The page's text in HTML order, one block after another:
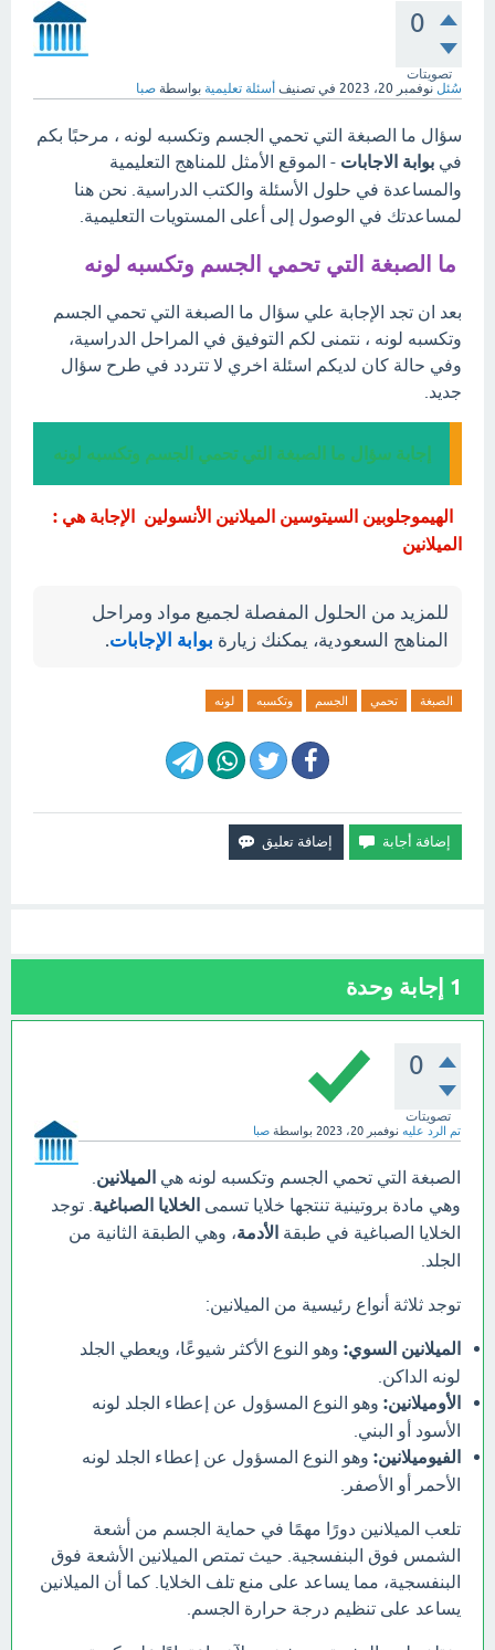
0
تصويتات
سُئل نوفمبر 20، 2023 في تصنيف أسئلة تعليمية بواسطة صبا
سؤال ما الصبغة التي تحمي الجسم وتكسبه لونه ، مرحبًا بكم
في بوابة الاجابات - الموقع الأمثل للمناهج التعليمية
والمساعدة في حلول الأسئلة والكتب الدراسية. نحن هنا
لمساعدتك في الوصول إلى أعلى المستويات التعليمية.
ما الصبغة التي تحمي الجسم وتكسبه لونه
بعد ان تجد الإجابة علي سؤال ما الصبغة التي تحمي الجسم
وتكسبه لونه ، نتمنى لكم التوفيق في المراحل الدراسية،
وفي حالة كان لديكم اسئلة اخري لا تتردد في طرح سؤال
جديد.
إجابة سؤال ما الصبغة التي تحمي الجسم وتكسبه لونه
الهيموجلوبين السيتوسين الميلانين الأنسولين الإجابة هي :
الميلانين
للمزيد من الحلول المفصلة لجميع مواد ومراحل
المناهج السعودية، يمكنك زيارة بوابة الإجابات.
الصبغة تحمي الجسم وتكسبه لونه
1 إجابة وحدة
0
تصويتات
تم الرد عليه نوفمبر 20، 2023 بواسطة صبا
الصبغة التي تحمي الجسم وتكسبه لونه هي الميلانين
وهي مادة بروتينية تنتجها خلايا تسمى الخلايا الصباغية . توجد
الخلايا الصباغية في طبقة الأدمة، وهي الطبقة الثانية من
الجلد.
توجد ثلاثة أنواع رئيسية من الميلانين:
الميلانين السوي: وهو النوع الأكثر شيوعًا، ويعطي الجلد
لونه الداكن.
الأوميلانين: وهو النوع المسؤول عن إعطاء الجلد لونه
الأسود أو البني.
الفيوميلانين: وهو النوع المسؤول عن إعطاء الجلد لونه
الأحمر أو الأصفر.
تلعب الميلانين دورًا مهمًا في حماية الجسم من أشعة
الشمس فوق البنفسجية. حيث تمتص الميلانين الأشعة فوق
البنفسجية، مما يساعد على منع تلف الخلايا. كما أن الميلانين
يساعد على تنظيم درجة حرارة الجسم.